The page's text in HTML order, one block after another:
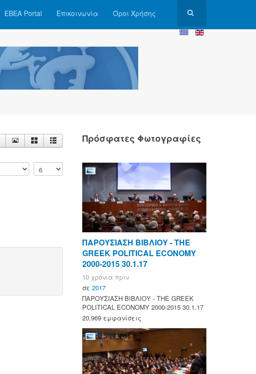
ΕΒΕΑ Portal Επικοινωνία Όροι Χρήσης
Πρόσφατες Φωτογραφίες
ΠΑΡΟΥΣΙΑΣΗ ΒΙΒΛΙΟΥ - ΤΗΕ
GREEK POLITICAL ECONOMY
2000-2015 30.1.17
10 χρόνια πριν
σε 2017
ΠΑΡΟΥΣΙΑΣΗ ΒΙΒΛΙΟΥ - ΤΗΕ GREEK
POLITICAL ECONOMY 2000-2015 30.1.17
20,969 εμφανίσεις